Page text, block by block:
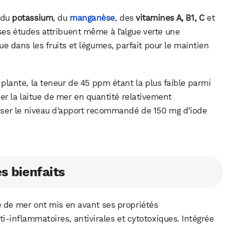
potassium, du manganèse, desvitamines A, B1, Cet
études attribuent même à l’algue verte une
dans les fruits et légumes, parfait pour le maintien
plante, la teneur de 45 ppm étant la plus faible parmi
la laitue de mer en quantité relativement
le niveau d’apport recommandé de 150 mg d’iode
bienfaits
mer ont mis en avant ses propriétés
inflammatoires, antivirales et cytotoxiques. Intégrée